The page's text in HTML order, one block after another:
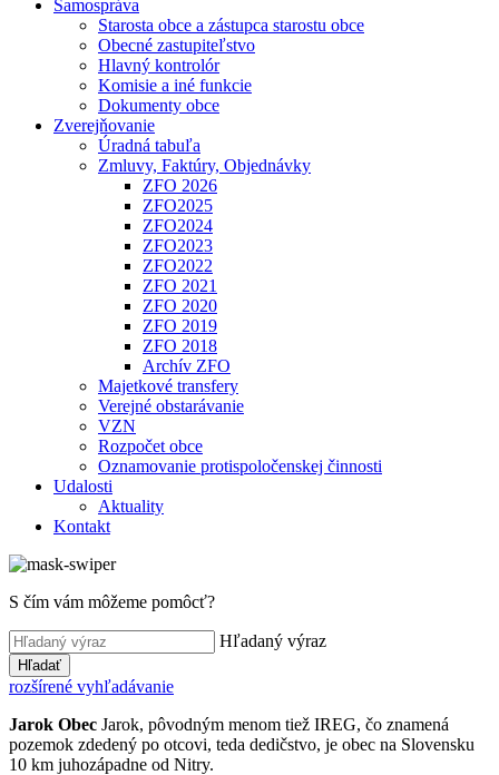
Samospráva
Starosta obce a zástupca starostu obce
Obecné zastupiteľstvo
Hlavný kontrolór
Komisie a iné funkcie
Dokumenty obce
Zverejňovanie
Úradná tabuľa
Zmluvy, Faktúry, Objednávky
ZFO 2026
ZFO2025
ZFO2024
ZFO2023
ZFO2022
ZFO 2021
ZFO 2020
ZFO 2019
ZFO 2018
Archív ZFO
Majetkové transfery
Verejné obstarávanie
VZN
Rozpočet obce
Oznamovanie protispoločenskej činnosti
Udalosti
Aktuality
Kontakt
S čím vám môžeme pomôcť?
Hľadaný výraz
Hľadať
rozšírené vyhľadávanie
Jarok Obec Jarok, pôvodným menom tiež IREG, čo znamená
pozemok zdedený po otcovi, teda dedičstvo, je obec na Slovensku
10 km juhozápadne od Nitry.